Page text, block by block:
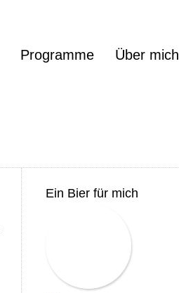
Programme Über mich
Ein Bier für mich